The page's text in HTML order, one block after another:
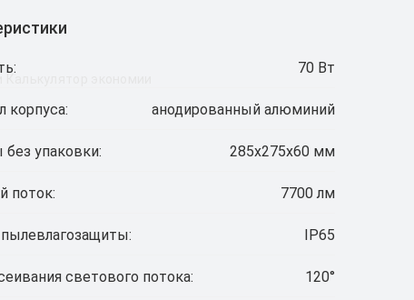
70 Вт
корпуса: анодированный алюминий
упаковки: 285х275х60 мм
поток: 7700 лм
IP65
светового потока: 120°